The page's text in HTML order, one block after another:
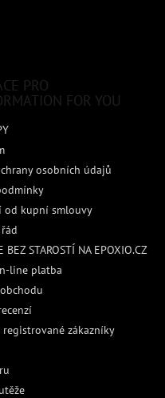
PRO
FOR YOU
osobních údajů
od kupní smlouvy
BEZ STAROSTÍ NA EPOXIO.CZ
line platba
zákazníky